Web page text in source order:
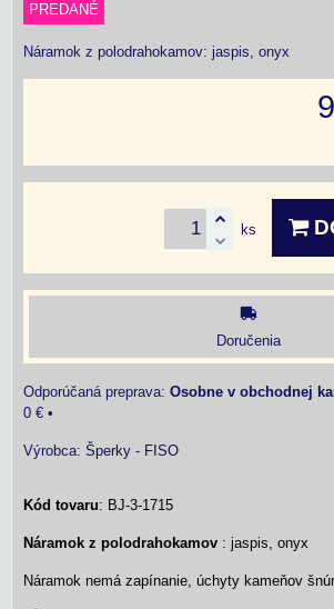
PREDANÉ
Náramok z polodrahokamov: jaspis, onyx
ks
Doručenia
Osobne v obchodnej
0 € •
Výrobca: Šperky - FISO
Kód tovaru: BJ-3-1715
Náramok z polodrahokamov : jaspis, onyx
Náramok nemá zapínanie, úchyty kameňov